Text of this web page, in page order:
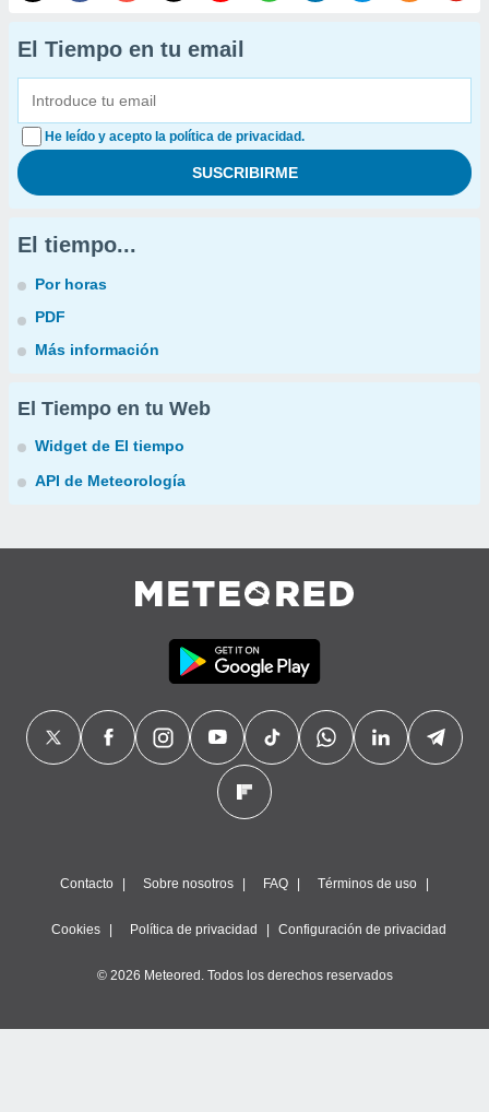
El Tiempo en tu email
He leído y acepto la política de privacidad.
El tiempo...
Por horas
PDF
Más información
El Tiempo en tu Web
Widget de El tiempo
API de Meteorología
Contacto Sobre nosotros FAQ Términos de uso
Cookies Política de privacidad Configuración de privacidad
© 2026 Meteored. Todos los derechos reservados